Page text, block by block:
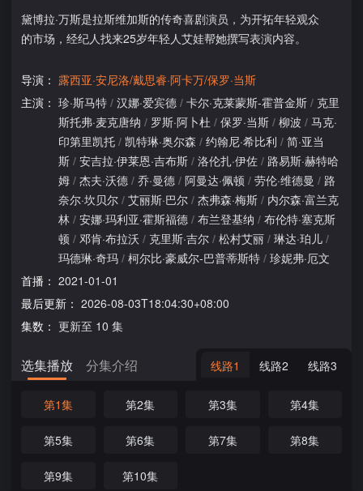
黛博拉·万斯是拉斯维加斯的传奇喜剧演员，为开拓年轻观众
的市场，经纪人找来25岁年轻人艾娃帮她撰写表演内容。
导演： 露西亚·安尼洛/戴思睿·阿卡万/保罗·当斯
主演： 珍·斯马特 / 汉娜·爱宾德 / 卡尔·克莱蒙斯-霍普金斯 / 克里
斯托弗·麦克唐纳 / 罗斯·阿卜杜 / 保罗·当斯 / 柳波 / 马克·
印第里凯托 / 凯特琳·奥尔森 / 约翰尼·希比利 / 简·亚当
斯 / 安吉拉·伊莱恩·吉布斯 / 洛伦扎·伊佐 / 路易斯·赫特哈
姆 / 杰夫·沃德 / 乔·曼德 / 阿曼达·佩顿 / 劳伦·维德曼 / 路
奈尔·坎贝尔 / 艾丽斯·巴尔 / 杰弗森·梅斯 / 内尔森·富兰克
林 / 安娜·玛利亚·霍斯福德 / 布兰登基纳 / 布伦特·塞克斯
顿 / 邓肯·布拉沃 / 克里斯·吉尔 / 松村艾丽 / 琳达·珀儿 /
玛德琳·奇玛 / 柯尔比·豪威尔-巴普蒂斯特 / 珍妮弗·厄文
首播： 2021-01-01
最后更新： 2026-08-03T18:04:30+08:00
集数： 更新至 10 集
选集播放 分集介绍 线路1 线路2 线路3
第1集 第2集 第3集 第4集
第5集 第6集 第7集 第8集
第9集 第10集